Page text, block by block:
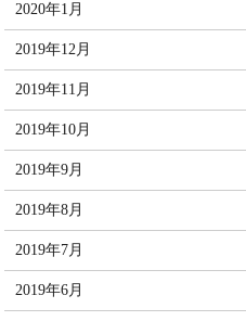
2020年1月
2019年12月
2019年11月
2019年10月
2019年9月
2019年8月
2019年7月
2019年6月